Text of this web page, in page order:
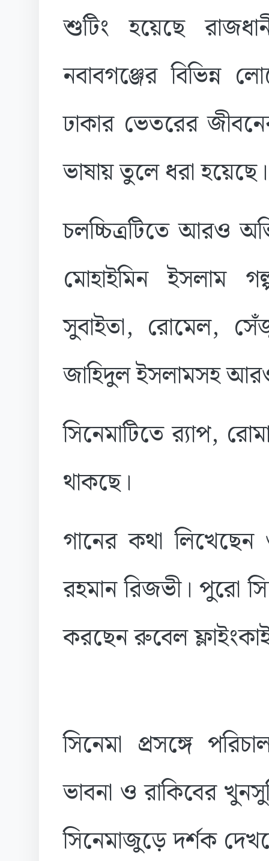
শুটিং হয়েছে
নবাবগঞ্জের বিভিন্ন
ঢাকার ভেতরের
ভাষায় তুলে ধরা হয়েছে।
চলচ্চিত্রটিতে আরও
মোহাইমিন
সুবাইতা, রোমেল,
জাহিদুল ইসলামসহ
সিনেমাটিতে র‍্যাপ,
থাকছে।
গানের কথা
রহমান রিজভী। পুরো
করছেন রুবেল
সিনেমা প্রসঙ্গে
ভাবনা ও রাকিবের
সিনেমাজুড়ে দর্শক